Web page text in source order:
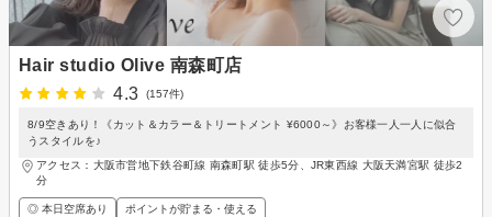
Hair studio Olive 南森町店
4.3
(157件)
8/9空きあり！《カット＆カラー＆トリートメント ¥6000～》お客様一人一人に似合
うスタイルを♪
アクセス：大阪市営地下鉄谷町線 南森町駅 徒歩5分、JR東西線 大阪天満宮駅 徒歩2
分
◎ 本日空席あり ポイントが貯まる・使える